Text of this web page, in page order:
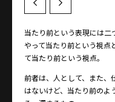
Prev Next
当たり前という表現には二
やって当たり前という視点
て当たり前という視点。
前者は、人として、また、
はないけど、当たり前の